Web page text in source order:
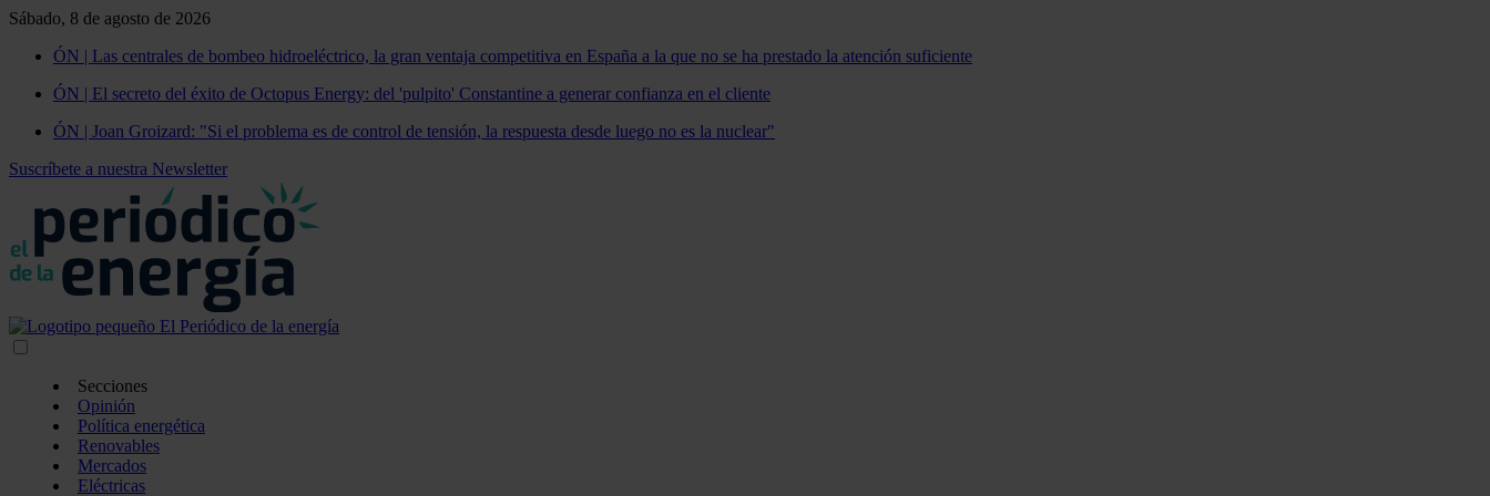
Sábado, 8 de agosto de 2026
ÓN | Las centrales de bombeo hidroeléctrico, la gran ventaja competitiva en España a la que no se ha prestado la atención suficiente
ÓN | El secreto del éxito de Octopus Energy: del 'pulpito' Constantine a generar confianza en el cliente
ÓN | Joan Groizard: "Si el problema es de control de tensión, la respuesta desde luego no es la nuclear"
Suscríbete a nuestra Newsletter
Secciones
Opinión
Política energética
Renovables
Mercados
Eléctricas